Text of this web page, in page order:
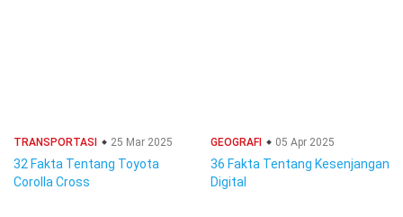
TRANSPORTASI 25 Mar 2025
32 Fakta Tentang Toyota
Corolla Cross
GEOGRAFI 05 Apr 2025
36 Fakta Tentang Kesenjangan
Digital